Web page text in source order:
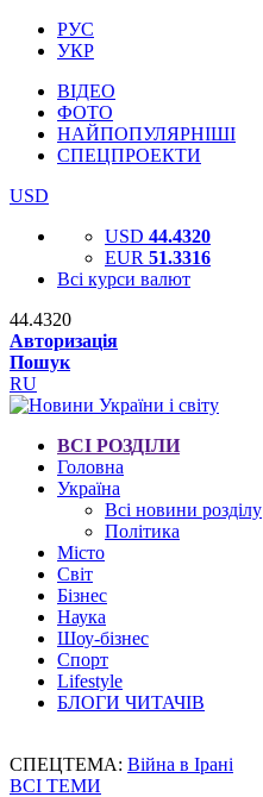
РУС
УКР
ВІДЕО
ФОТО
НАЙПОПУЛЯРНІШІ
СПЕЦПРОЕКТИ
USD
USD 44.4320
EUR 51.3316
Всі курси валют
44.4320
Авторизація
Пошук
RU
ВСІ РОЗДІЛИ
Головна
Україна
Всі новини розділу
Політика
Місто
Світ
Бізнес
Наука
Шоу-бізнес
Спорт
Lifestyle
БЛОГИ ЧИТАЧІВ
СПЕЦТЕМА: Війна в Ірані
ВСІ ТЕМИ